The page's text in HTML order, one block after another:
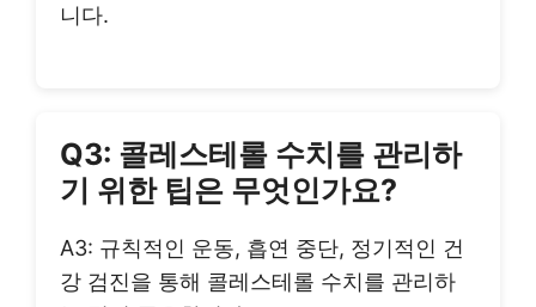
니다.
Q3: 콜레스테롤 수치를 관리하
기 위한 팁은 무엇인가요?
A3: 규칙적인 운동, 흡연 중단, 정기적인 건
강 검진을 통해 콜레스테롤 수치를 관리하